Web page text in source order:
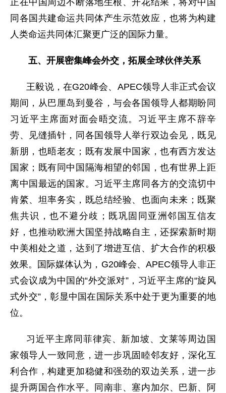
正在中国周边不断落地生根、开花结果，将对中国
同各国共建命运共同体产生示范效应，也将为构建
人类命运共同体汇聚更广泛的国际力量。
五、开展密集峰会外交，拓展全球伙伴关系
王毅说，在G20峰会、APEC领导人非正式会议
期间，从巴厘岛到曼谷，与会各国领导人都期盼同
习近平主席面对面会晤交流。习近平主席不辞辛
劳、见缝插针，同各国领导人举行双边会见，既见
新朋，也晤老友；既有发展中国家，也有西方发达
国家；既有同中国隔海相望的邻国，也有世界上距
离中国最远的国家。习近平主席同各方的交流切中
肯綮、坦率务实，既总结经验、也面向未来；既聚
焦共识，也不避分歧；既巩固同亚洲邻国互信友
好，也推动欧洲大国坚持战略自主，还探索新时期
中美相处之道，达到了增进互信、扩大合作的积极
效果。国际媒体认为，G20峰会、APEC领导人非正
式会议成为中国的“外交派对”，习近平主席的“旋风
式外交”，彰显中国在国际关系中处于更为重要的地
位。
习近平主席同菲律宾、新加坡、文莱等周边国
家领导人一致同意，进一步巩固睦邻友好，深化互
利合作，构建更加稳健和强劲的双边关系，进一步
提升两国合作水平。同南非、塞内加尔、巴新、阿